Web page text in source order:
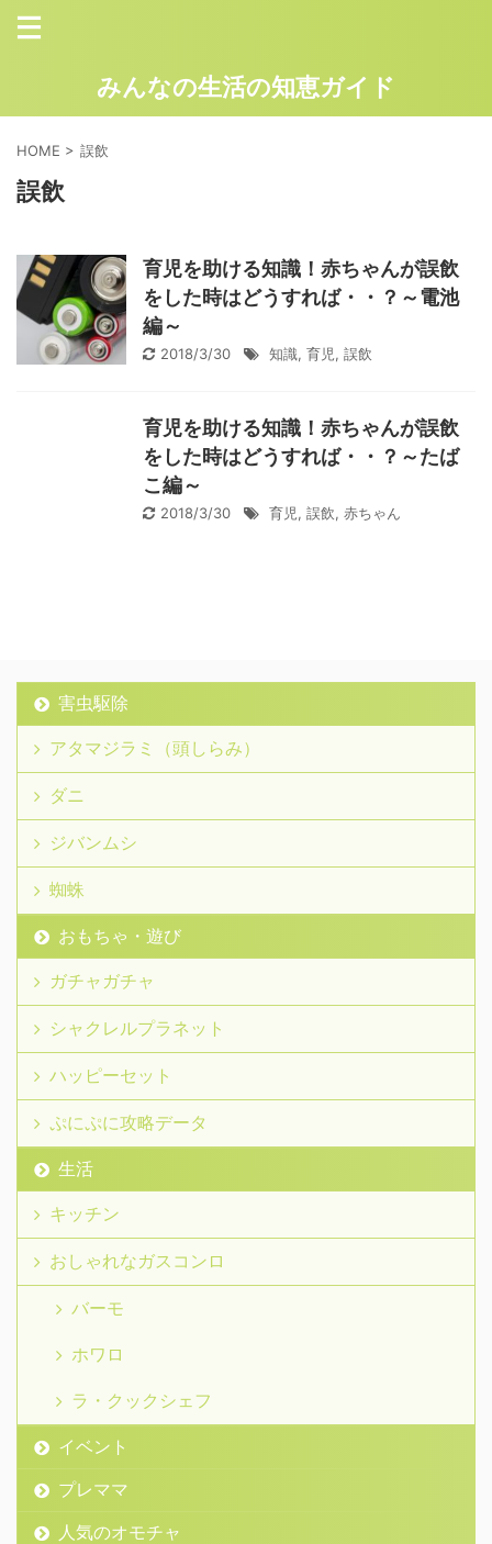
みんなの生活の知恵ガイド
HOME > 誤飲
誤飲
育児を助ける知識！赤ちゃんが誤飲
をした時はどうすれば・・？～電池
編～
2018/3/30 知識, 育児, 誤飲
育児を助ける知識！赤ちゃんが誤飲
をした時はどうすれば・・？～たば
こ編～
2018/3/30 育児, 誤飲, 赤ちゃん
害虫駆除
アタマジラミ（頭しらみ）
ダニ
ジバンムシ
蜘蛛
おもちゃ・遊び
ガチャガチャ
シャクレルプラネット
ハッピーセット
ぷにぷに攻略データ
生活
キッチン
おしゃれなガスコンロ
バーモ
ホワロ
ラ・クックシェフ
イベント
プレママ
人気のオモチャ